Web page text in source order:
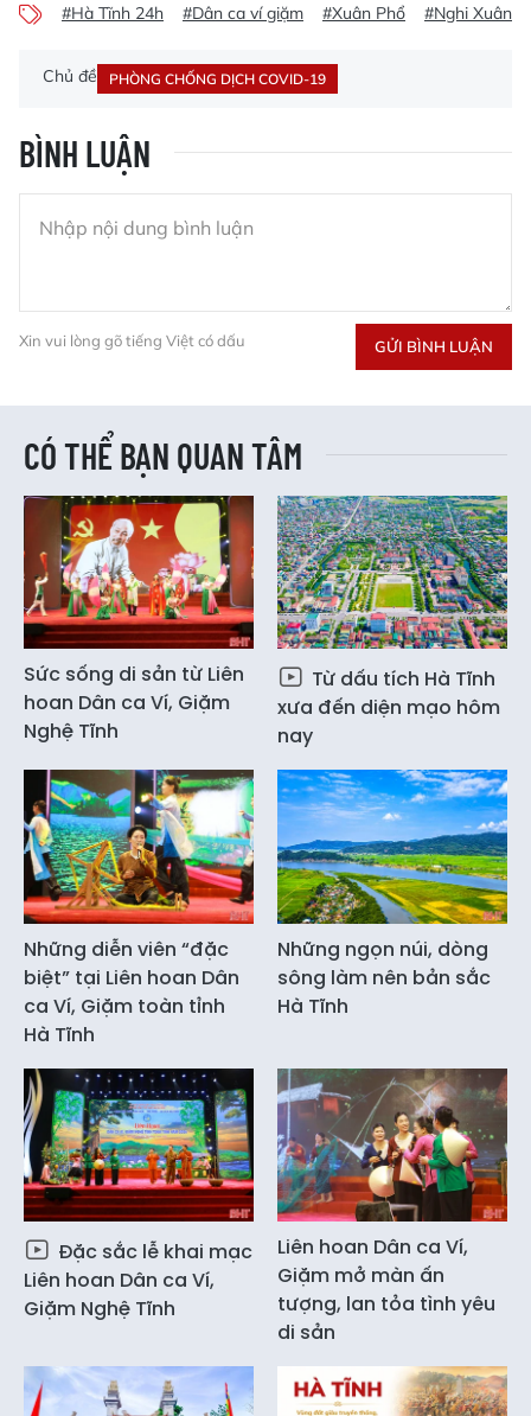
#Hà Tĩnh 24h #Dân ca ví giặm #Xuân Phổ #Nghi Xuân
Chủ đề PHÒNG CHỐNG DỊCH COVID-19
BÌNH LUẬN
Xin vui lòng gõ tiếng Việt có dấu GỬI BÌNH LUẬN
CÓ THỂ BẠN QUAN TÂM
Sức sống di sản từ Liên
hoan Dân ca Ví, Giặm
Nghệ Tĩnh
Từ dấu tích Hà Tĩnh
xưa đến diện mạo hôm
nay
Những diễn viên “đặc
biệt” tại Liên hoan Dân
ca Ví, Giặm toàn tỉnh
Hà Tĩnh
Những ngọn núi, dòng
sông làm nên bản sắc
Hà Tĩnh
Đặc sắc lễ khai mạc
Liên hoan Dân ca Ví,
Giặm Nghệ Tĩnh
Liên hoan Dân ca Ví,
Giặm mở màn ấn
tượng, lan tỏa tình yêu
di sản